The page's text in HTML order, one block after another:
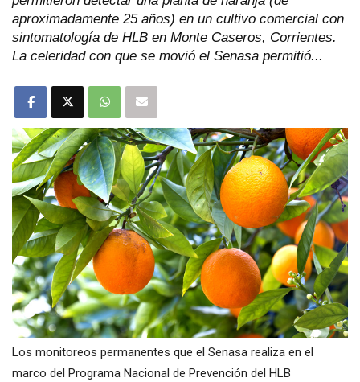
aproximadamente 25 años) en un cultivo comercial con
sintomatología de HLB en Monte Caseros, Corrientes.
La celeridad con que se movió el Senasa permitió...
Los monitoreos permanentes que el Senasa realiza en el
marco del Programa Nacional de Prevención del HLB